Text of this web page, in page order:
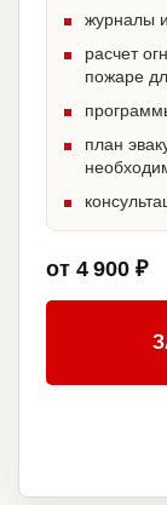
журналы
расчет
пожаре
план
от 4 900 ₽